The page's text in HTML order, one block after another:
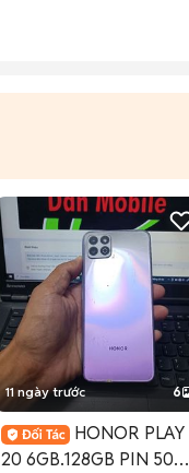
11 ngày trước 6
HONOR PLAY
20 6GB.128GB PIN 5000